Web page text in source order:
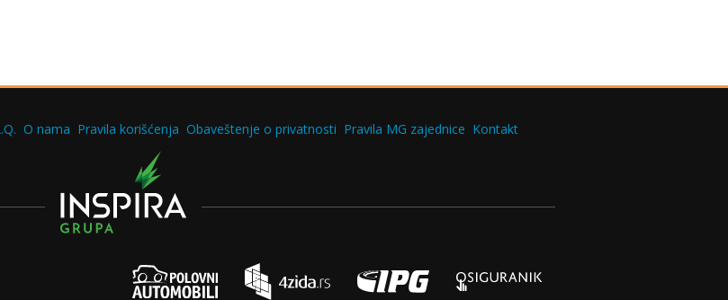
O nama Pravila korišćenja Obaveštenje o privatnosti Pravila MG zajednice Kontakt